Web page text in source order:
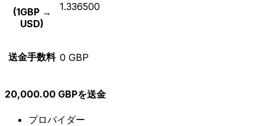
(1GBP →
USD)
1.336500
送金手数料 0 GBP
20,000.00 GBPを送金
プロバイダー